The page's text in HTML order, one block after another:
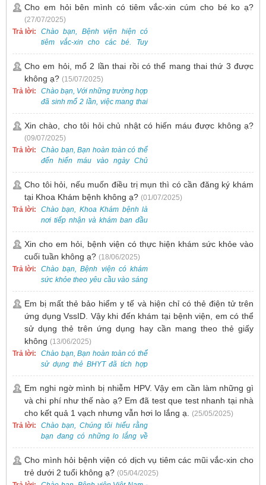
tuổi. Bạn có thể đưa bé đến
Khoa Khám bệnh của bệnh viện
để được bác sĩ chuyên khoa
thăm khám. Ngoài ra, để thuận
tiện hơn, bạn có thể đặt lịch
0988 270 115. Nếu cần hỗ trợ
thêm, vui lòng liên hệ qua Zalo
hoặc Fanpage Bệnh viện Việt
Nam - Thụy Điển Uông Bí.
Cho em hỏi bên mình có tiêm vắc-xin cúm cho bé ko ạ?
(27/07/2025)
Trả lời:
Chào bạn, Bệnh viện hiện có
tiêm vắc-xin cho các bé. Tuy
nhiên, các loại vắc-xin thường về
theo từng đợt, không phải lúc
nào cũng có sẵn.
Cho em hỏi, mổ 2 lần thai rồi có thể mang thai thứ 3 được
không ạ? (15/07/2025)
Trả lời:
Chào bạn, Với những trường hợp
đã sinh mổ 2 lần, việc mang thai
lần 3 vẫn có thể thực hiện được.
Tại Bệnh viện, chúng tôi đã tiếp
nhận và hỗ trợ nhiều thai phụ có
nhu cầu tương tự.
Xin chào, cho tôi hỏi chủ nhật có hiến máu được không ạ?
(09/07/2025)
Trả lời:
Chào bạn, Bạn hoàn toàn có thể
đến hiến máu vào ngày Chủ
Nhật.
Cho tôi hỏi, nếu muốn điều trị mụn thì có cần đăng ký khám
tại Khoa Khám bệnh không ạ? (01/07/2025)
Trả lời:
Chào bạn, Khoa Khám bệnh là
nơi tiếp nhận và khám ban đầu
cho tất cả các trường hợp, bao
gồm cả điều trị mụn. Vì vậy, bạn
cần đăng ký khám tại Khoa
Khám bệnh trước.
Xin cho em hỏi, bệnh viện có thực hiện khám sức khỏe vào
cuối tuần không ạ? (18/06/2025)
Trả lời:
Chào bạn, Bệnh viện có khám
sức khỏe theo yêu cầu vào sáng
thứ Bảy. Nếu bạn có nhu cầu, vui
lòng đặt lịch trước để được sắp
xếp thời gian phù hợp.
Em bị mất thẻ bảo hiểm y tế và hiện chỉ có thẻ điện tử trên
ứng dụng VssID. Vậy khi đến khám tại bệnh viện, em có thể
sử dụng thẻ trên ứng dụng hay cần mang theo thẻ giấy
không (13/06/2025)
Trả lời:
Chào bạn, Bạn hoàn toàn có thể
sử dụng thẻ BHYT đã tích hợp
trên ứng dụng VssID khi đến
khám và không cần mang theo
thẻ giấy.
Em nghi ngờ mình bị nhiễm HPV. Vậy em cần làm những gì
và chi phí như thế nào ạ? Em đã test que test nhanh tại nhà
cho kết quả 1 vạch nhưng vẫn hơi lo lắng ạ. (25/05/2025)
Trả lời:
Chào bạn, Chúng tôi hiểu rằng
bạn đang có những lo lắng về
nguy cơ nhiễm HPV. Tại Bệnh
viện Việt Nam - Thụy Điển Uông
Bí, chúng tôi cung cấp các dịch
vụ thăm khám và xét nghiệm
Cho mình hỏi bệnh viện có dịch vụ tiêm các mũi vắc-xin cho
trẻ dưới 2 tuổi không ạ? (05/04/2025)